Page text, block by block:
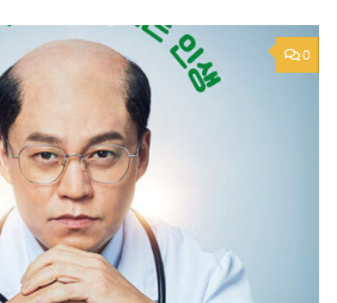
0